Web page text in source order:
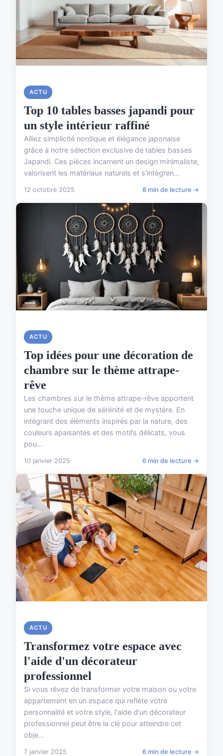
ACTU
Top 10 tables basses japandi pour
un style intérieur raffiné
Alliez simplicité nordique et élégance japonaise
grâce à notre sélection exclusive de tables basses
Japandi. Ces pièces incarnent un design minimaliste,
valorisent les matériaux naturels et s'intègren...
12 octobre 2025 8 min de lecture →
ACTU
Top idées pour une décoration de
chambre sur le thème attrape-
rêve
Les chambres sur le thème attrape-rêve apportent
une touche unique de sérénité et de mystère. En
intégrant des éléments inspirés par la nature, des
couleurs apaisantes et des motifs délicats, vous
pou...
10 janvier 2025 6 min de lecture →
ACTU
Transformez votre espace avec
l'aide d'un décorateur
professionnel
Si vous rêvez de transformer votre maison ou votre
appartement en un espace qui reflète votre
personnalité et votre style, l'aide d'un décorateur
professionnel peut être la clé pour atteindre cet
obje...
7 janvier 2025 6 min de lecture →